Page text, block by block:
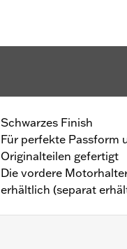
Schwarzes Finish
Für perfekte Passform
Originalteilen gefertigt
Die vordere
erhältlich (separat